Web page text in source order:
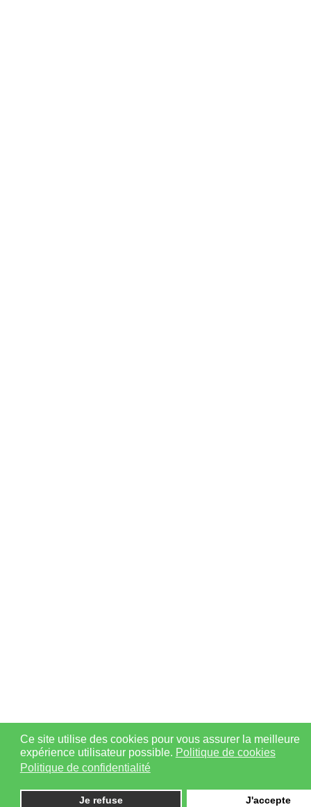
Ce site utilise des cookies pour vous assurer la meilleure
expérience utilisateur possible. Politique de cookies
Politique de confidentialité
Je refuse J'accepte